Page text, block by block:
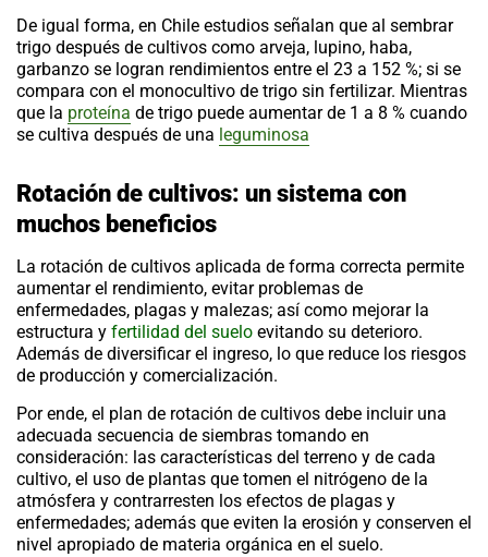
De igual forma, en Chile estudios señalan que al sembrar
trigo después de cultivos como arveja, lupino, haba,
garbanzo se logran rendimientos entre el 23 a 152 %; si se
compara con el monocultivo de trigo sin fertilizar. Mientras
que la proteína de trigo puede aumentar de 1 a 8 % cuando
se cultiva después de una leguminosa
Rotación de cultivos: un sistema con
muchos beneficios
La rotación de cultivos aplicada de forma correcta permite
aumentar el rendimiento, evitar problemas de
enfermedades, plagas y malezas; así como mejorar la
estructura y fertilidad del suelo evitando su deterioro.
Además de diversificar el ingreso, lo que reduce los riesgos
de producción y comercialización.
Por ende, el plan de rotación de cultivos debe incluir una
adecuada secuencia de siembras tomando en
consideración: las características del terreno y de cada
cultivo, el uso de plantas que tomen el nitrógeno de la
atmósfera y contrarresten los efectos de plagas y
enfermedades; además que eviten la erosión y conserven el
nivel apropiado de materia orgánica en el suelo.